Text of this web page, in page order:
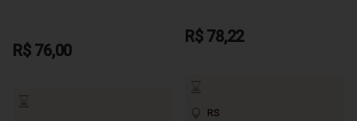
R$ 76,00
R$ 78,22
RS